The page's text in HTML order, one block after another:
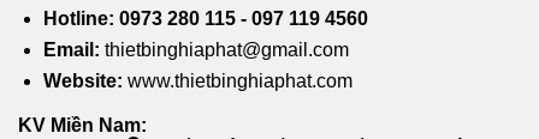
Hotline: 0973 280 115 - 097 119 4560
Email: thietbinghiaphat@gmail.com
Website: www.thietbinghiaphat.com
KV Miền Nam: